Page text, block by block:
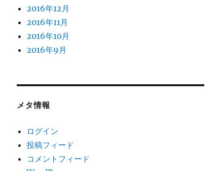
2016年12月
2016年11月
2016年10月
2016年9月
メタ情報
ログイン
投稿フィード
コメントフィード